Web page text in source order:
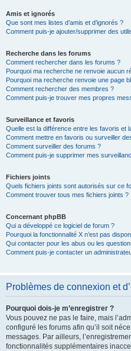
Amis et ignorés
Que sont mes listes d’amis et d’ignorés ?
Comment puis-je ajouter/supprimer des
Recherche dans les forums
Comment rechercher dans les forums ?
Pourquoi ma recherche ne renvoie aucun
Pourquoi ma recherche renvoie une page
Comment rechercher des membres ?
Comment puis-je trouver mes propres
Surveillance et favoris
Quelle est la différence entre les favoris et
Comment mettre en favoris ou surveiller
Comment surveiller des forums ?
Comment puis-je supprimer mes
Fichiers joints
Quels fichiers joints sont autorisés sur ce
Comment trouver tous mes fichiers joints ?
Concernant phpBB
Qui a développé ce logiciel de forum ?
Pourquoi la fonctionnalité X n’est pas
Qui contacter pour les abus ou les
Comment puis-je contacter un
Problèmes de connexion et
Pourquoi dois-je m’enregistrer ?
Vous pouvez ne pas le faire, mais
configuré les forums afin qu’il soit
messages. Par ailleurs,
fonctionnalités supplémentaires